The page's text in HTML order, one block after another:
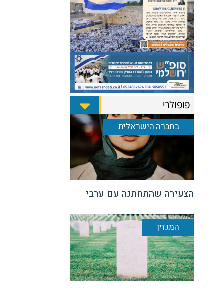
פופולרי
בחברה הישראלית
הצעירה שהתחתנה עם ערבי
המגזין